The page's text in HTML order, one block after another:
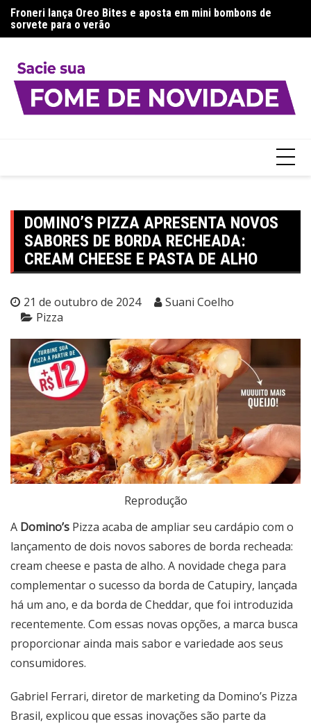
para
o
Froneri lança Oreo Bites e aposta em mini bombons de
sorvete para o verão
DOMINO’S PIZZA APRESENTA NOVOS
SABORES DE BORDA RECHEADA:
CREAM CHEESE E PASTA DE ALHO
21 de outubro de 2024
Suani Coelho
Pizza
Reprodução
A Domino’s Pizza acaba de ampliar seu cardápio com o
lançamento de dois novos sabores de borda recheada:
cream cheese e pasta de alho. A novidade chega para
complementar o sucesso da borda de Catupiry, lançada
há um ano, e da borda de Cheddar, que foi introduzida
recentemente. Com essas novas opções, a marca busca
proporcionar ainda mais sabor e variedade aos seus
consumidores.
Gabriel Ferrari, diretor de marketing da Domino’s Pizza
Brasil, explicou que essas inovações são parte da